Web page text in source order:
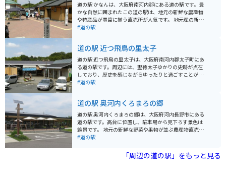
道の駅 かなんは、大阪府南河内郡にある道の駅です。豊
かな自然に囲まれたこの道の駅は、地元の新鮮な農産物
や特産品が豊富に揃う直売所が人気です。 地元産の新鮮
な野菜や果物はもちろんのこと、地元産の食材を使った
があるのも魅力です。雄大な自然を楽しめる滝や渓谷、
歴史を感じられる神社仏閣など、見どころ満載です。バ
イクで訪れる場合は、周辺のワインディングロードを楽
しむのもおすすめです。 道の駅 かなんは、地元の魅力が
詰まった道の駅です。ぜひ、観光の拠点として利用して
#道の駅
道の駅 近つ飛鳥の里太子
道の駅 近つ飛鳥の里太子は、大阪府南河内郡太子町にあ
る道の駅です。周辺には、聖徳太子ゆかりの史跡が点在
しており、歴史を感じながらゆったりと過ごすことがで
きます。 特産品としては、地元産の新鮮な野菜や果物が
る場合、道の駅には広い駐車場が完備されているので安
心です。周辺は、田園風景が広がる走りやすい道が多
く、ツーリングにも最適です。聖徳太子関連の史跡を巡
るのもおすすめです。 太子町は、聖徳太子が幼少期を過
ごした地として知られており、関連する史跡が多いで
豊かな公園もあり、ゆっくりと過ごすことができます。
#道の駅
道の駅 奥河内くろまろの郷
道の駅 奥河内くろまろの郷は、大阪府河内長野市にある
道の駅です。高台に位置し、駐車場から見下ろす景色は
絶景です。 地元の新鮮な野菜や果物が並ぶ農産物直売所
は、多くの人で賑わいます。とれたての新鮮な食材は、
を活かした料理を楽しむことができます。 バイクで訪れ
る場合、駐車場は広く停めやすいので安心です。周辺に
#道の駅
「周辺の道の駅」をもっと見る